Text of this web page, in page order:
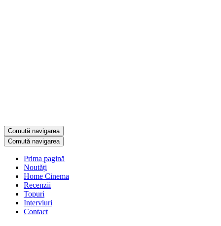
Comută navigarea
Comută navigarea
Prima pagină
Noutăți
Home Cinema
Recenzii
Topuri
Interviuri
Contact